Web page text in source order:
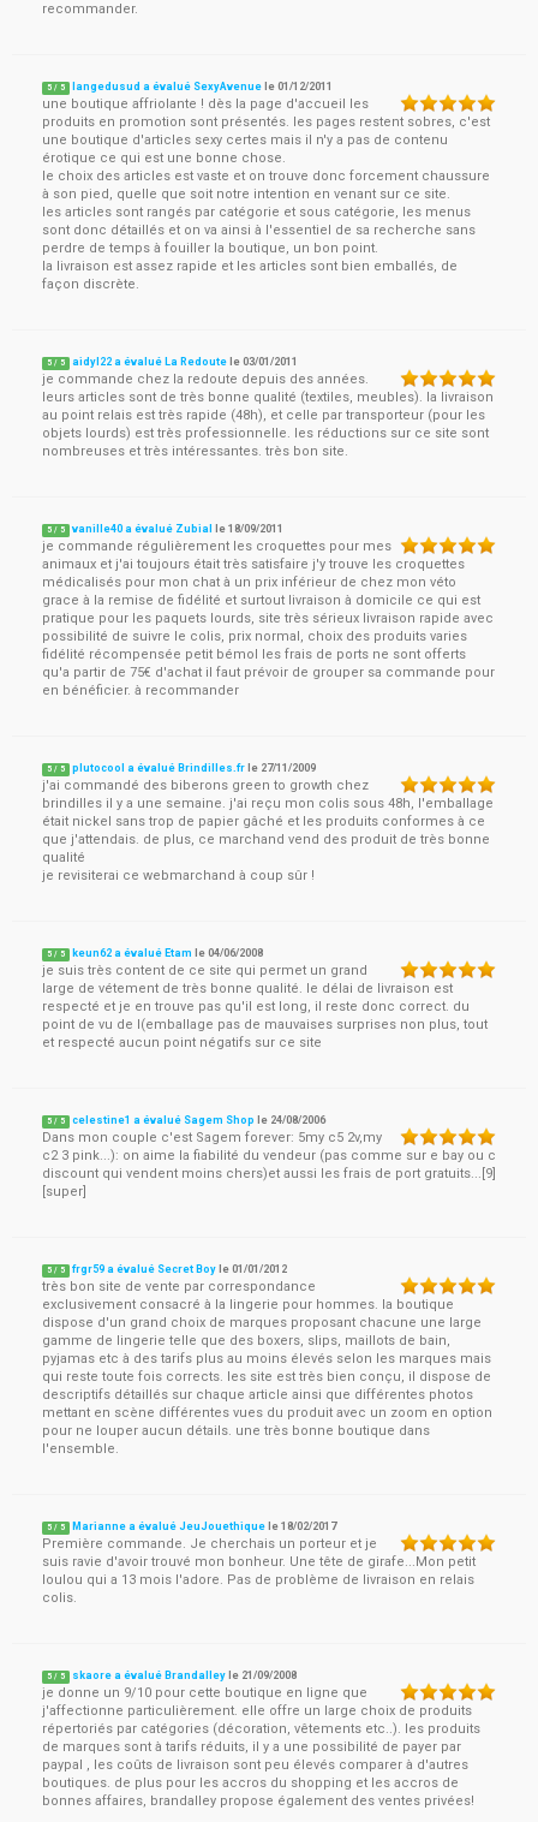
recommander.
5 / 5 langedusud a évalué SexyAvenue le01/12/2011
une boutique affriolante ! dès la page d'accueil les
produits en promotion sont présentés. les pages restent sobres, c'est
une boutique d'articles sexy certes mais il n'y a pas de contenu
érotique ce qui est une bonne chose.
le choix des articles est vaste et on trouve donc forcement chaussure
à son pied, quelle que soit notre intention en venant sur ce site.
les articles sont rangés par catégorie et sous catégorie, les menus
sont donc détaillés et on va ainsi à l'essentiel de sa recherche sans
perdre de temps à fouiller la boutique, un bon point.
la livraison est assez rapide et les articles sont bien emballés, de
façon discrète.
5 / 5 aidyl22 a évalué La Redoute le03/01/2011
je commande chez la redoute depuis des années.
leurs articles sont de très bonne qualité (textiles, meubles). la livraison
au point relais est très rapide (48h), et celle par transporteur (pour les
objets lourds) est très professionnelle. les réductions sur ce site sont
nombreuses et très intéressantes. très bon site.
5 / 5 vanille40 a évalué Zubial le18/09/2011
je commande régulièrement les croquettes pour mes
animaux et j'ai toujours était très satisfaire j'y trouve les croquettes
médicalisés pour mon chat à un prix inférieur de chez mon véto
grace à la remise de fidélité et surtout livraison à domicile ce qui est
pratique pour les paquets lourds, site très sérieux livraison rapide avec
possibilité de suivre le colis, prix normal, choix des produits varies
fidélité récompensée petit bémol les frais de ports ne sont offerts
qu'a partir de 75€ d'achat il faut prévoir de grouper sa commande pour
en bénéficier. à recommander
5 / 5 plutocool a évalué Brindilles.fr le 27/11/2009
j'ai commandé des biberons green to growth chez
brindilles il y a une semaine. j'ai reçu mon colis sous 48h, l'emballage
était nickel sans trop de papier gâché et les produits conformes à ce
que j'attendais. de plus, ce marchand vend des produit de très bonne
qualité
je revisiterai ce webmarchand à coup sûr !
5 / 5 keun62 a évalué Etam le04/06/2008
je suis très content de ce site qui permet un grand
large de vétement de très bonne qualité. le délai de livraison est
respecté et je en trouve pas qu'il est long, il reste donc correct. du
point de vu de l(emballage pas de mauvaises surprises non plus, tout
et respecté aucun point négatifs sur ce site
5 / 5 celestine1 a évalué Sagem Shop le 24/08/2006
Dans mon couple c'est Sagem forever: 5my c5 2v,my
c2 3 pink...): on aime la fiabilité du vendeur (pas comme sur e bay ou c
discount qui vendent moins chers)et aussi les frais de port gratuits...[9]
[super]
5 / 5 frgr59 a évalué Secret Boy le01/01/2012
très bon site de vente par correspondance
exclusivement consacré à la lingerie pour hommes. la boutique
dispose d'un grand choix de marques proposant chacune une large
gamme de lingerie telle que des boxers, slips, maillots de bain,
pyjamas etc à des tarifs plus au moins élevés selon les marques mais
qui reste toute fois corrects. les site est très bien conçu, il dispose de
descriptifs détaillés sur chaque article ainsi que différentes photos
mettant en scène différentes vues du produit avec un zoom en option
pour ne louper aucun détails. une très bonne boutique dans
l'ensemble.
5 / 5 Marianne a évalué JeuJouethique le18/02/2017
Première commande. Je cherchais un porteur et je
suis ravie d'avoir trouvé mon bonheur. Une tête de girafe...Mon petit
loulou qui a 13 mois l'adore. Pas de problème de livraison en relais
colis.
5 / 5 skaore a évalué Brandalley le 21/09/2008
je donne un 9/10 pour cette boutique en ligne que
j'affectionne particulièrement. elle offre un large choix de produits
répertoriés par catégories (décoration, vêtements etc..). les produits
de marques sont à tarifs réduits, il y a une possibilité de payer par
paypal , les coûts de livraison sont peu élevés comparer à d'autres
boutiques. de plus pour les accros du shopping et les accros de
bonnes affaires, brandalley propose également des ventes privées!